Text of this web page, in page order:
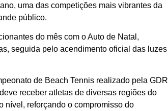
uma das competições mais vibrantes da
público.
do mês com o Auto de Natal,
seguida pelo acendimento oficial das luzes
de Beach Tennis realizado pela GDR
receber atletas de diversas regiões do
nível, reforçando o compromisso do